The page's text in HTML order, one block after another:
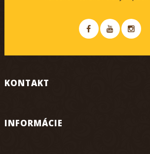
KONTAKT
INFORMÁCIE